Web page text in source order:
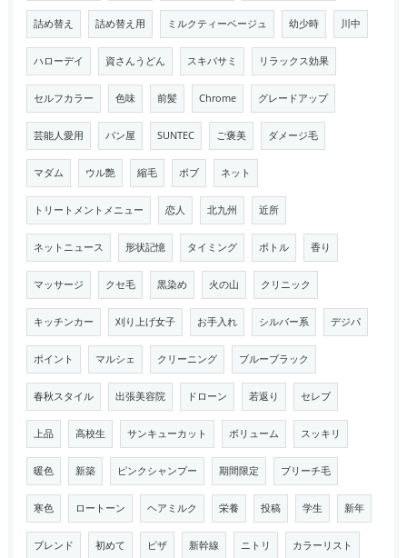
詰め替え 詰め替え用 ミルクティーベージュ 幼少時 川中
ハローデイ 資さんうどん スキバサミ リラックス効果
セルフカラー 色味 前髪 Chrome グレードアップ
芸能人愛用 パン屋 SUNTEC ご褒美 ダメージ毛
マダム ウル艶 縮毛 ボブ ネット
トリートメントメニュー 恋人 北九州 近所
ネットニュース 形状記憶 タイミング ボトル 香り
マッサージ クセ毛 黒染め 火の山 クリニック
キッチンカー 刈り上げ女子 お手入れ シルバー系 デジパ
ポイント マルシェ クリーニング ブルーブラック
春秋スタイル 出張美容院 ドローン 若返り セレブ
上品 高校生 サンキューカット ボリューム スッキリ
暖色 新築 ピンクシャンプー 期間限定 ブリーチ毛
寒色 ロートーン ヘアミルク 栄養 投稿 学生 新年
ブレンド 初めて ピザ 新幹線 ニトリ カラーリスト